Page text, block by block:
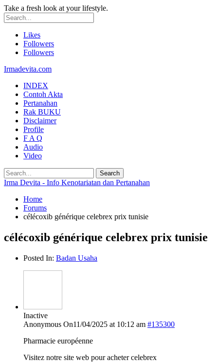
Take a fresh look at your lifestyle.
Likes
Followers
Followers
Irmadevita.com
INDEX
Contoh Akta
Pertanahan
Rak BUKU
Disclaimer
Profile
F A Q
Audio
Video
Irma Devita - Info Kenotariatan dan Pertanahan
Home
Forums
célécoxib générique celebrex prix tunisie
célécoxib générique celebrex prix tunisie
Posted In: Badan Usaha
Inactive
Anonymous On11/04/2025 at 10:12 am #135300
Pharmacie européenne
Visitez notre site web pour acheter celebrex